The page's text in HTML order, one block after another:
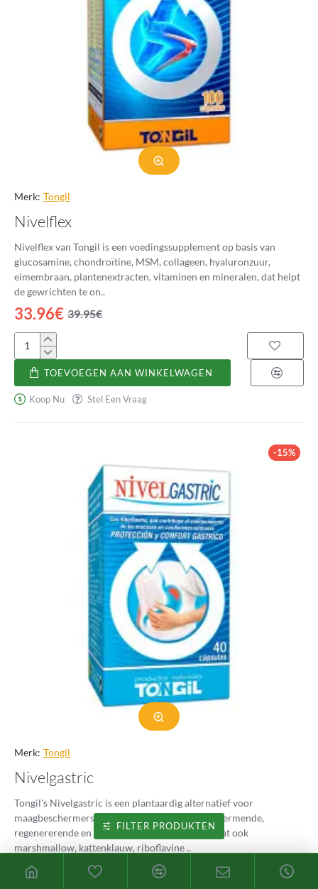
Merk: Tongil
Nivelflex
Nivelflex van Tongil is een voedingssupplement op basis van
glucosamine, chondroïtine, MSM, collageen, hyaluronzuur,
eimembraan, plantenextracten, vitaminen en mineralen, dat helpt
de gewrichten te on..
33.96€ 39.95€
Nivelflex
TOEVOEGEN AAN WINKELWAGEN
Koop Nu Stel Een Vraag
-15%
Merk: Tongil
Nivelgastric
Tongil's Nivelgastric is een plantaardig alternatief voor
maagbeschermers dankzij de drievoudige beschermende,
regenererende en kalmerende werking. Het bevat ook
marshmallow, kattenklauw, riboflavine ..
16.74€ 19.70€
FILTER PRODUKTEN